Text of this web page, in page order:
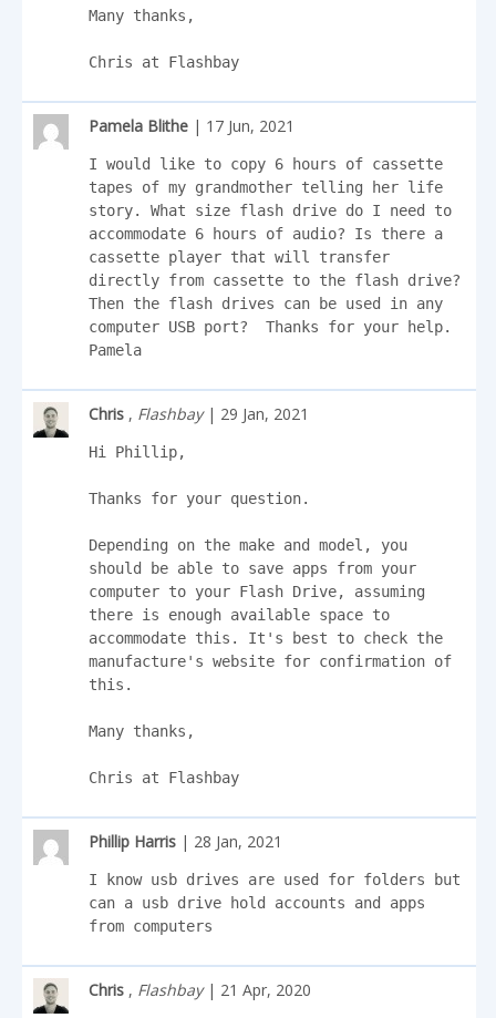
Many thanks,
Chris at Flashbay
Pamela Blithe | 17 Jun, 2021
I would like to copy 6 hours of cassette
tapes of my grandmother telling her life
story. What size flash drive do I need to
accommodate 6 hours of audio? Is there a
cassette player that will transfer
directly from cassette to the flash drive?
Then the flash drives can be used in any
computer USB port?  Thanks for your help.
Pamela
Chris , Flashbay| 29 Jan, 2021
Hi Phillip,
Thanks for your question.
Depending on the make and model, you
should be able to save apps from your
computer to your Flash Drive, assuming
there is enough available space to
accommodate this. It's best to check the
manufacture's website for confirmation of
this.
Many thanks,
Chris at Flashbay
Phillip Harris | 28 Jan, 2021
I know usb drives are used for folders but
can a usb drive hold accounts and apps
from computers
Chris , Flashbay| 21 Apr, 2020